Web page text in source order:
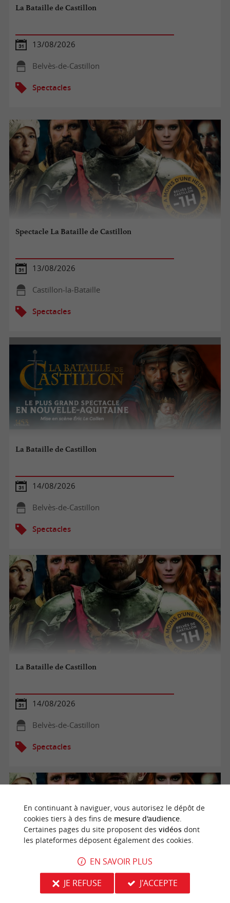
La Bataille de Castillon
13/08/2026
Belvès-de-Castillon
Spectacles
Spectacle La Bataille de Castillon
13/08/2026
Castillon-la-Bataille
Spectacles
La Bataille de Castillon
14/08/2026
Belvès-de-Castillon
Spectacles
La Bataille de Castillon
14/08/2026
Belvès-de-Castillon
Spectacles
La Bataille de Castillon
En continuant à naviguer, vous autorisez le dépôt de
cookies tiers à des fins de mesure d'audience.
Certaines pages du site proposent des vidéosdont
les plateformes déposent également des cookies.
EN SAVOIR PLUS
JE REFUSE
J'ACCEPTE